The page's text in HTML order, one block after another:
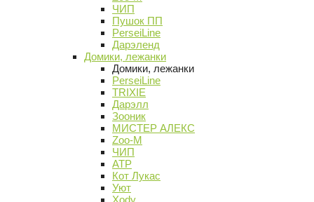
ЧИП
Пушок ПП
PerseiLine
Дарэленд
Домики, лежанки
Домики, лежанки
PerseiLine
TRIXIE
Дарэлл
Зооник
МИСТЕР АЛЕКС
Zoo-M
ЧИП
АТР
Кот Лукас
Уют
Xody